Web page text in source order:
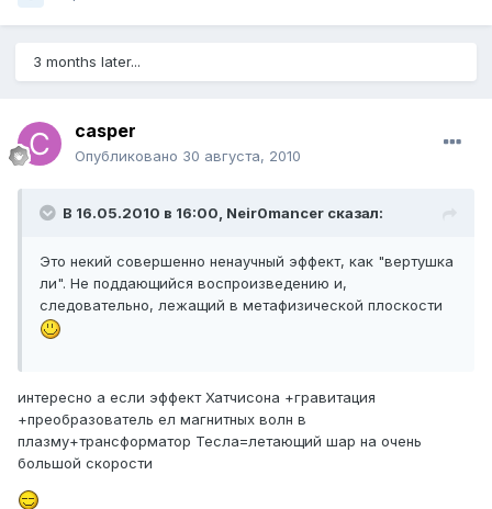
3 months later...
casper
Опубликовано 30 августа, 2010
В 16.05.2010 в 16:00, Neir0mancer сказал:
Это некий совершенно ненаучный эффект, как "вертушка
ли". Не поддающийся воспроизведению и,
следовательно, лежащий в метафизической плоскости
интересно а если эффект Хатчисона +гравитация
+преобразователь ел магнитных волн в
плазму+трансформатор Тесла=летающий шар на очень
большой скорости